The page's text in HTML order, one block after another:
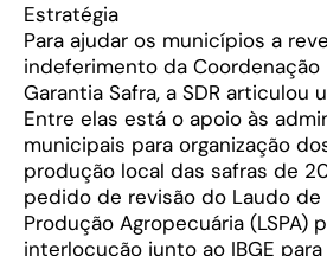
Estratégia
Para ajudar os municípios a
indeferimento da Coordenação
Garantia Safra, a SDR articulou
Entre elas está o apoio às
municipais para organização
produção local das safras de
pedido de revisão do Laudo
Produção Agropecuária (LSPA)
interlocução junto ao IBGE